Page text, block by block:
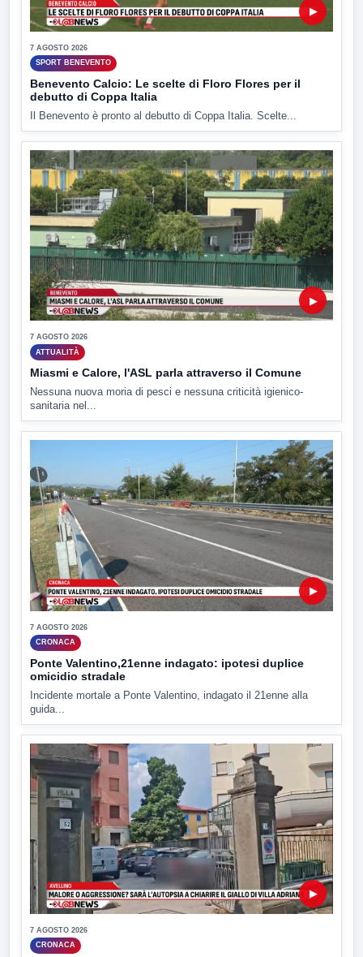
▶
7 AGOSTO 2026
SPORT BENEVENTO
Benevento Calcio: Le scelte di Floro Flores per il
debutto di Coppa Italia
Il Benevento è pronto al debutto di Coppa Italia. Scelte...
▶
7 AGOSTO 2026
ATTUALITÀ
Miasmi e Calore, l'ASL parla attraverso il Comune
Nessuna nuova moria di pesci e nessuna criticità igienico-
sanitaria nel...
▶
7 AGOSTO 2026
CRONACA
Ponte Valentino,21enne indagato: ipotesi duplice
omicidio stradale
Incidente mortale a Ponte Valentino, indagato il 21enne alla
guida...
▶
7 AGOSTO 2026
CRONACA